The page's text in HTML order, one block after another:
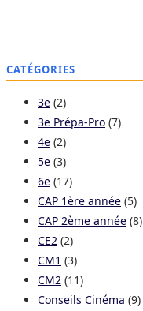
CATÉGORIES
3e (2)
3e Prépa-Pro (7)
4e (2)
5e (3)
6e (17)
CAP 1ère année (5)
CAP 2ème année (8)
CE2 (2)
CM1 (3)
CM2 (11)
Conseils Cinéma (9)